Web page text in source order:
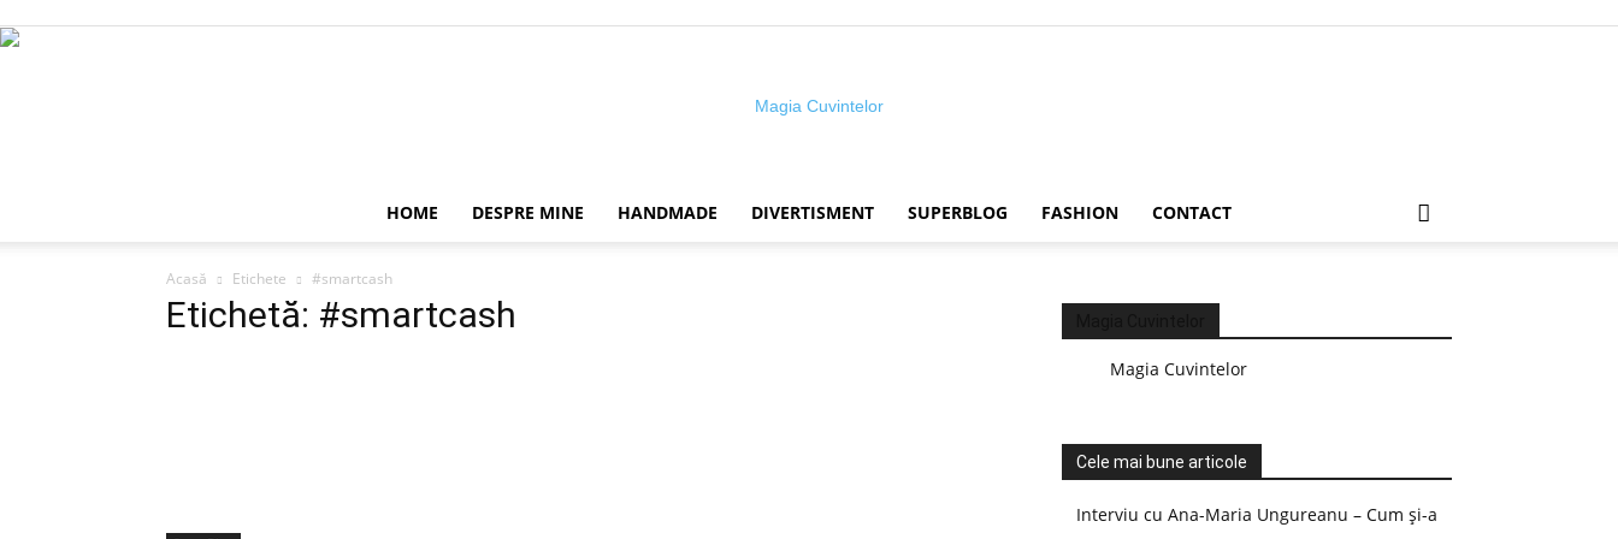
HOME DESPRE MINE HANDMADE DIVERTISMENT SUPERBLOG FASHION CONTACT
Acasă Etichete #smartcash
Etichetă: #smartcash
Magia Cuvintelor
Cele mai bune articole
Interviu cu Ana-Maria Ungureanu – Cum și-a